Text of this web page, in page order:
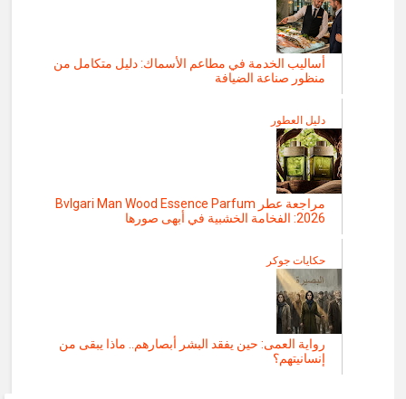
أساليب الخدمة في مطاعم الأسماك: دليل متكامل من
منظور صناعة الضيافة
دليل العطور
مراجعة عطر Bvlgari Man Wood Essence Parfum
2026: الفخامة الخشبية في أبهى صورها
حكايات جوكر
رواية العمى: حين يفقد البشر أبصارهم.. ماذا يبقى من
إنسانيتهم؟